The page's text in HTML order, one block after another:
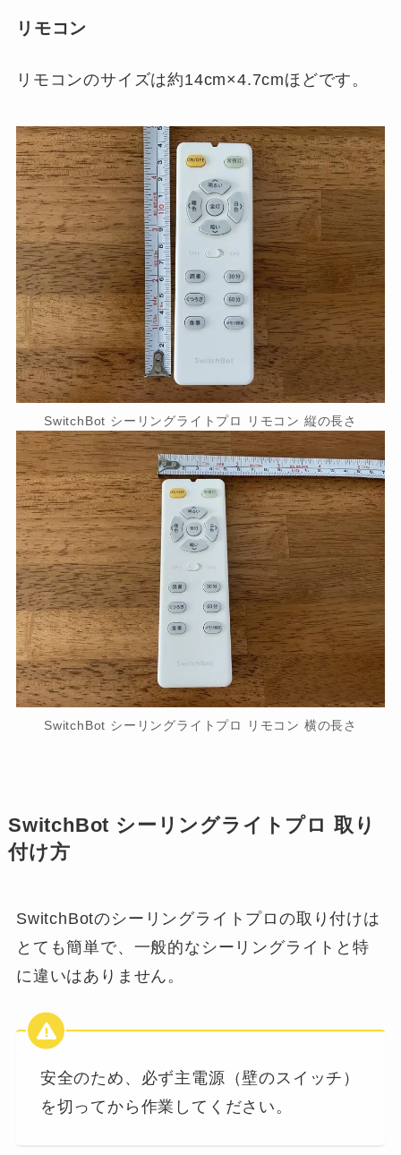
リモコン
リモコンのサイズは約14cm×4.7cmほどです。
SwitchBot シーリングライトプロ リモコン 縦の長さ
SwitchBot シーリングライトプロ リモコン 横の長さ
SwitchBot シーリングライトプロ 取り
付け方
SwitchBotのシーリングライトプロの取り付けは
とても簡単で、一般的なシーリングライトと特
に違いはありません。
安全のため、必ず主電源（壁のスイッチ）
を切ってから作業してください。